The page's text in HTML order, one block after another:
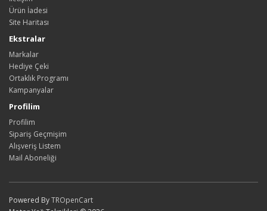
Ürün İadesi
Site Haritası
Ekstralar
Markalar
Hediye Çeki
Ortaklık Programı
Kampanyalar
Profilim
Profilim
Sipariş Geçmişim
Alışveriş Listem
Mail Aboneliği
Powered ByTROpenCart